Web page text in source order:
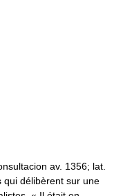
av. 1356; lat.
qui délibèrent sur une